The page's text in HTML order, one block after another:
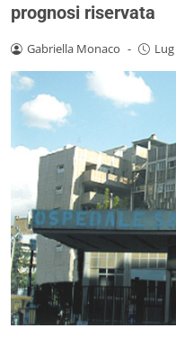
prognosi riservata
Gabriella Monaco -